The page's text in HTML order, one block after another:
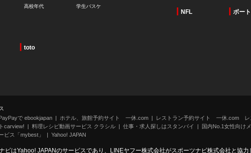
高校年代 学生バスケ
NFL ボー
toto
で ebookjapan
ホテル、旅館予約サイト 一休.com
レストラン予約サイト 一休.com レ
carview!
料理レシピ動画サービス クラシル 仕事・求人探しはスタンバイ
国内No.1女性向け
ビス「mybest」
Yahoo! JAPAN
ビはYahoo! JAPANのサービスであり、LINEヤフー株式会社がスポーツナビ株式会社と協力